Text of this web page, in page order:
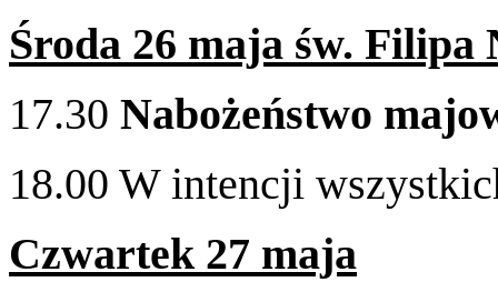
Środa 26 maja św. Fil­ipa
17.30 Nabożeństwo
18.00 W intencji
Czwartek 27 maja